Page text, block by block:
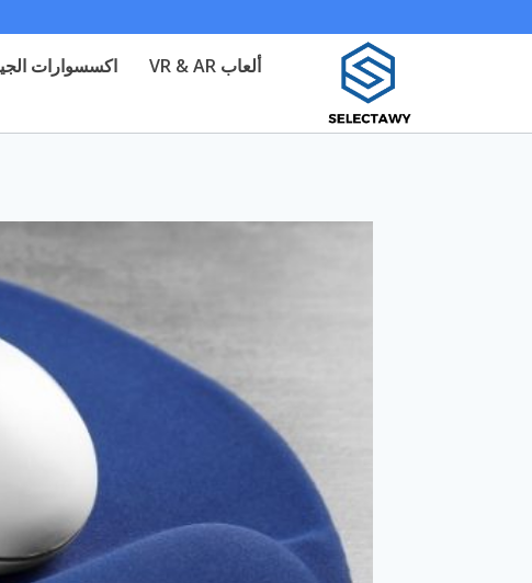
ألعاب VR & AR اكسسوارات